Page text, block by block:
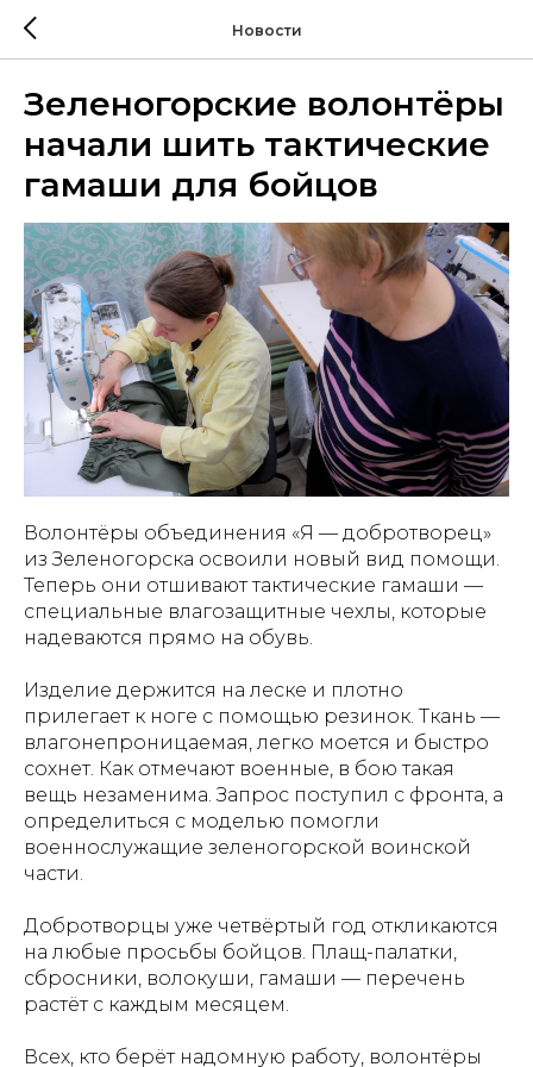
Новости
Зеленогорские волонтёры
начали шить тактические
гамаши для бойцов
Волонтёры объединения «Я — добротворец»
из Зеленогорска освоили новый вид помощи.
Теперь они отшивают тактические гамаши —
специальные влагозащитные чехлы, которые
надеваются прямо на обувь.
Изделие держится на леске и плотно
прилегает к ноге с помощью резинок. Ткань —
влагонепроницаемая, легко моется и быстро
сохнет. Как отмечают военные, в бою такая
вещь незаменима. Запрос поступил с фронта, а
определиться с моделью помогли
военнослужащие зеленогорской воинской
части.
Добротворцы уже четвёртый год откликаются
на любые просьбы бойцов. Плащ-палатки,
сбросники, волокуши, гамаши — перечень
растёт с каждым месяцем.
Всех, кто берёт надомную работу, волонтёры